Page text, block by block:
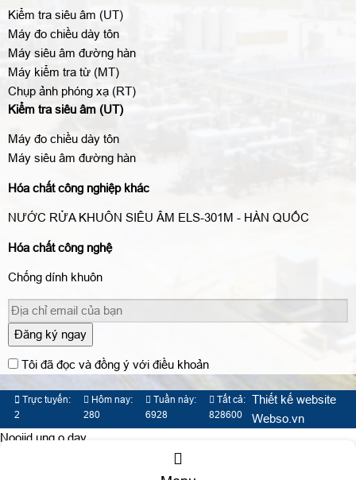
Kiểm tra siêu âm (UT)
Máy đo chiều dày tôn
Máy siêu âm đường hàn
Máy kiểm tra từ (MT)
Chụp ảnh phóng xạ (RT)
Kiểm tra siêu âm (UT)
Máy đo chiều dày tôn
Máy siêu âm đường hàn
Hóa chất công nghiệp khác
NƯỚC RỬA KHUÔN SIÊU ÂM ELS-301M - HÀN QUỐC
Hóa chất công nghệ
Chống dính khuôn
Đăng ký ngay
Tôi đã đọc và đồng ý với điều khoản
Trực tuyến:
2
Hôm nay:
280
Tuần này:
6928
Tất cả:
828600
Thiết kế website
Webso.vn
Nooijd ung o day